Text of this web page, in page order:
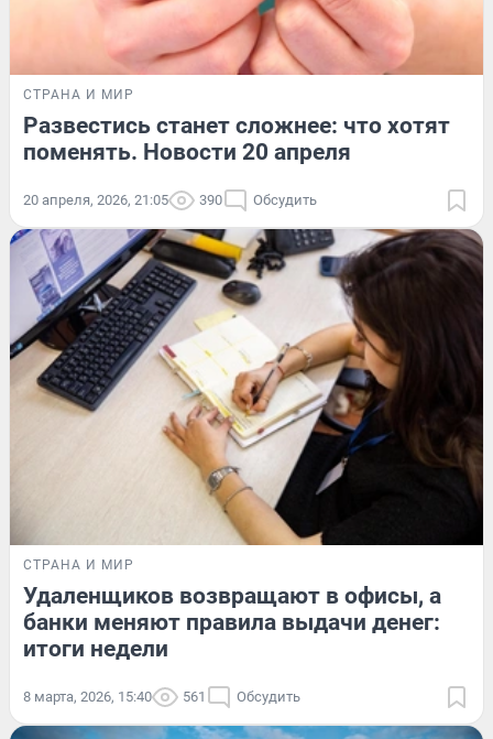
СТРАНА И МИР
Развестись станет сложнее: что хотят
поменять. Новости 20 апреля
20 апреля, 2026, 21:05 390 Обсудить
СТРАНА И МИР
Удаленщиков возвращают в офисы, а
банки меняют правила выдачи денег:
итоги недели
8 марта, 2026, 15:40 561 Обсудить